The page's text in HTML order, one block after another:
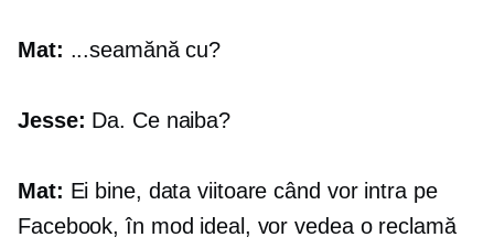
Mat: ...seamănă cu?
Jesse: Da. Ce naiba?
Mat: Ei bine, data viitoare când vor intra pe
Facebook, în mod ideal, vor vedea o reclamă